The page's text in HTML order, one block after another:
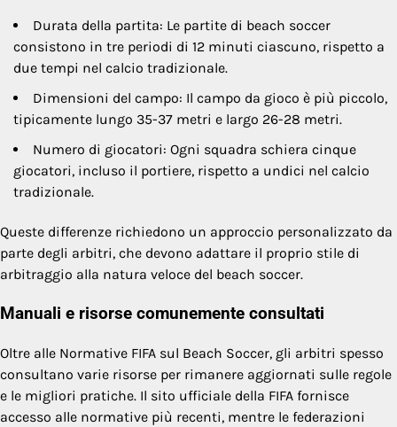
Durata della partita: Le partite di beach soccer
consistono in tre periodi di 12 minuti ciascuno, rispetto a
due tempi nel calcio tradizionale.
Dimensioni del campo: Il campo da gioco è più piccolo,
tipicamente lungo 35-37 metri e largo 26-28 metri.
Numero di giocatori: Ogni squadra schiera cinque
giocatori, incluso il portiere, rispetto a undici nel calcio
tradizionale.
Queste differenze richiedono un approccio personalizzato da
parte degli arbitri, che devono adattare il proprio stile di
arbitraggio alla natura veloce del beach soccer.
Manuali e risorse comunemente consultati
Oltre alle Normative FIFA sul Beach Soccer, gli arbitri spesso
consultano varie risorse per rimanere aggiornati sulle regole
e le migliori pratiche. Il sito ufficiale della FIFA fornisce
accesso alle normative più recenti, mentre le federazioni